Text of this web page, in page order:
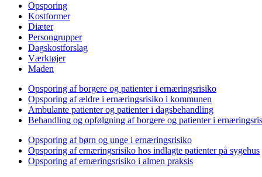
Opsporing
Kostformer
Diæter
Persongrupper
Dagskostforslag
Værktøjer
Maden
Opsporing af borgere og patienter i ernæringsrisiko
Opsporing af ældre i ernæringsrisiko i kommunen
Ambulante patienter og patienter i dagsbehandling
Behandling og opfølgning af borgere og patienter i
Opsporing af børn og unge i ernæringsrisiko
Opsporing af ernæringsrisiko hos indlagte patienter på sygehus
Opsporing af ernæringsrisiko i almen praksis